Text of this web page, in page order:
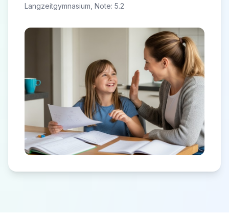
Langzeitgymnasium, Note: 5.2